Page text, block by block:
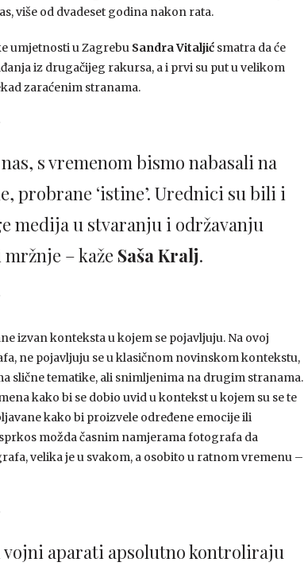
više od dvadeset godina nakon rata.
umjetnosti u Zagrebu Sandra Vitaljićsmatra da će
iz drugačijeg rakursa, a i prvi su put u velikom
zaraćenim stranama.
s vremenom bismo nabasali na
probrane ‘istine’. Urednici su bili i
medija u stvaranju i održavanju
– kaže Saša Kralj.
izvan konteksta u kojem se pojavljuju. Na ovoj
ne pojavljuju se u klasičnom novinskom kontekstu,
slične tematike, ali snimljenima na drugim stranama.
kako bi se dobio uvid u kontekst u kojem su se te
kako bi proizvele određene emocije ili
možda časnim namjerama fotografa da
velika je u svakom, a osobito u ratnom vremenu –
aparati apsolutno kontroliraju